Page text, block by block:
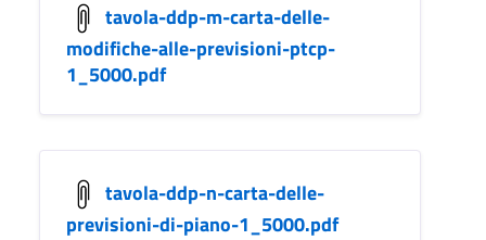
tavola-ddp-m-carta-delle-
modifiche-alle-previsioni-ptcp-
1_5000.pdf
tavola-ddp-n-carta-delle-
previsioni-di-piano-1_5000.pdf